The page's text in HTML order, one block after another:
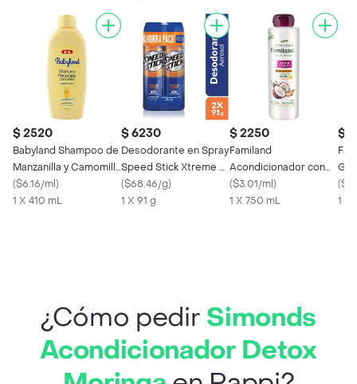
$ 2520
Babyland Shampoo de
Manzanilla y Camomilla
para Bebé
($6.16/ml)
1 X 410 mL
$ 6230
Desodorante en Spray
Speed Stick Xtreme 91
g 2 Und
($68.46/g)
1 X 91 g
$ 2250
Familand
Acondicionador con
Aceite de Coco y
Argán
($3.01/ml)
1 X 750 mL
$
sin
(
1 X
¿Cómo pedir Simonds
Acondicionador Detox